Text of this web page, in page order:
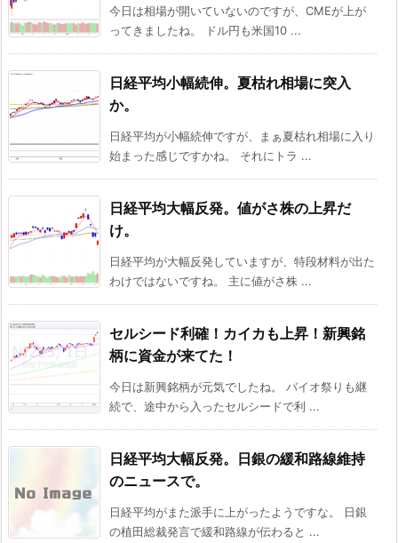
今日は相場が開いていないのですが、CMEが上が
ってきましたね。 ドル円も米国10 ...
日経平均小幅続伸。夏枯れ相場に突入
か。
日経平均が小幅続伸ですが、まぁ夏枯れ相場に入り
始まった感じですかね。 それにトラ ...
日経平均大幅反発。値がさ株の上昇だ
け。
日経平均が大幅反発していますが、特段材料が出た
わけではないですね。 主に値がさ株 ...
セルシード利確！カイカも上昇！新興銘
柄に資金が来てた！
今日は新興銘柄が元気でしたね。 バイオ祭りも継
続で、途中から入ったセルシードで利 ...
日経平均大幅反発。日銀の緩和路線維持
のニュースで。
日経平均がまた派手に上がったようですな。 日銀
の植田総裁発言で緩和路線が伝わると ...